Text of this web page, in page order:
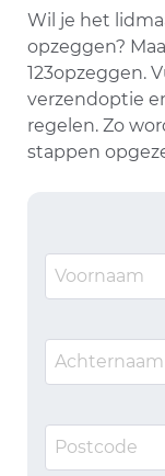
Wil je het
opzeggen?
123opzeggen.
verzendoptie
regelen. Zo
stappen